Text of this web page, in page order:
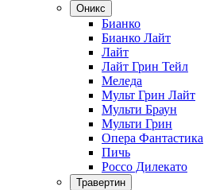
Оникс
Бианко
Бианко Лайт
Лайт
Лайт Грин Тейл
Меледа
Мульт Грин Лайт
Мульти Браун
Мульти Грин
Опера Фантастика
Пичь
Россо Дилекато
Травертин